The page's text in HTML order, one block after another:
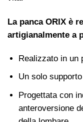
La panca ORIX è
artigianalmente a
Realizzato in un
Un solo
Progettata con
anteroversione